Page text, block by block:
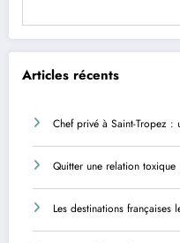
Articles récents
Chef privé à Saint-Tropez :
Quitter une relation
Les destinations françaises